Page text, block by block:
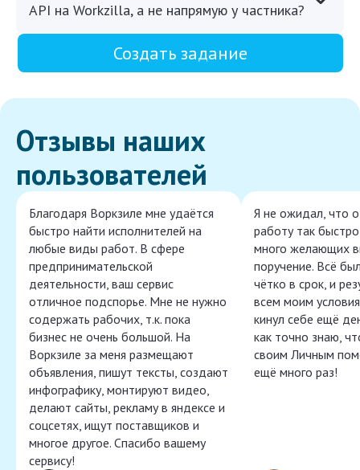
API на Workzilla, а не напрямую у частника?
Создать задание
Отзывы наших
пользователей
Благодаря Воркзиле мне удаётся
быстро найти исполнителей на
любые виды работ. В сфере
предпринимательской
деятельности, ваш сервис
отличное подспорье. Мне не нужно
содержать рабочих, т.к. пока
бизнес не очень большой. На
Воркзиле за меня размещают
объявления, пишут тексты, создают
инфографику, монтируют видео,
делают сайты, рекламу в яндексе и
соцсетях, ищут поставщиков и
многое другое. Спасибо вашему
сервису!
Я не ожидал, что
работу так
много желающих
поручение. Всё
чётко в срок, и
всем моим
кинул себе ещё
как точно знаю,
своим Личным
ещё много раз!